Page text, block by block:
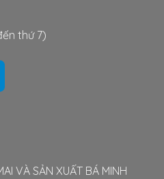
thứ 7)
VÀ SẢN XUẤT BÁ MINH